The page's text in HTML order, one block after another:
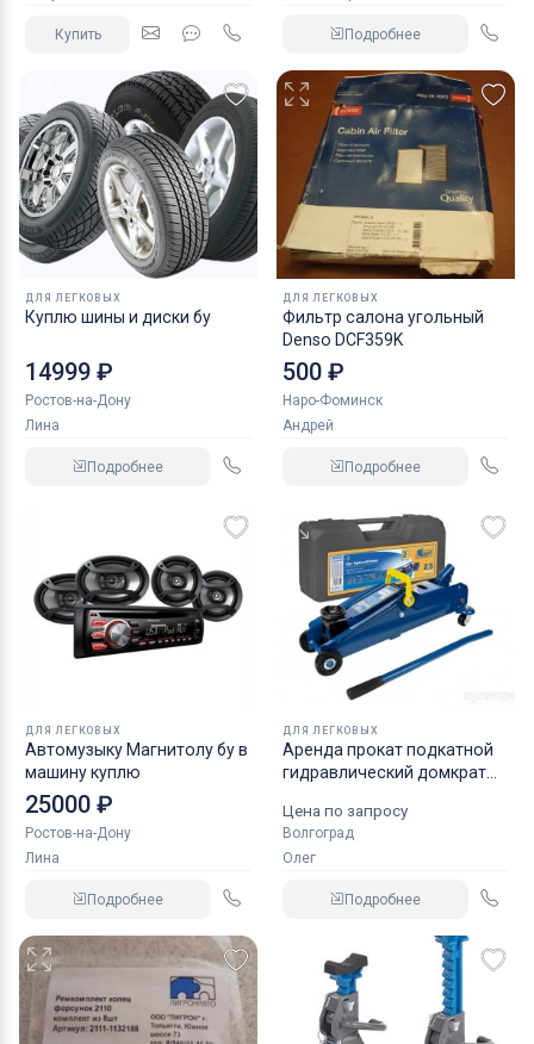
Купить Подробнее
ДЛЯ ЛЕГКОВЫХ
Куплю шины и диски бу
14999 ₽
Ростов-на-Дону
Лина
Подробнее
ДЛЯ ЛЕГКОВЫХ
Фильтр салона угольный
Denso DCF359K
500 ₽
Наро-Фоминск
Андрей
Подробнее
ДЛЯ ЛЕГКОВЫХ
Автомузыку Магнитолу бу в
машину куплю
25000 ₽
Ростов-на-Дону
Лина
Подробнее
ДЛЯ ЛЕГКОВЫХ
Аренда прокат подкатной
гидравлический домкрат
Цена по запросу
Волгоград
Олег
Подробнее